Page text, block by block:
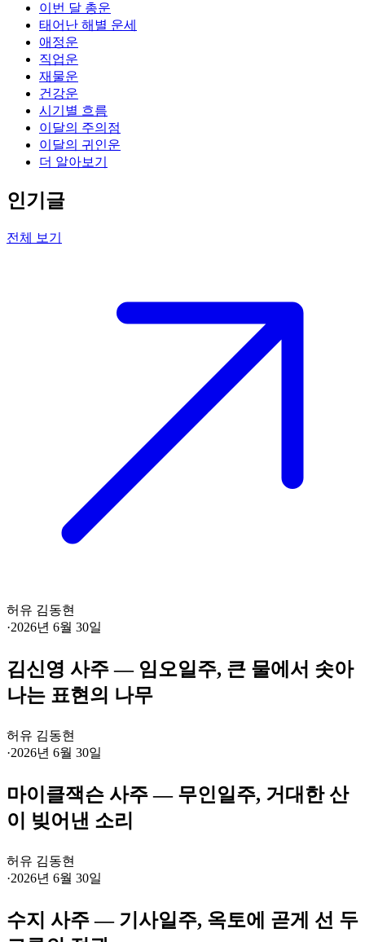
이번 달 총운
태어난 해별 운세
애정운
직업운
재물운
건강운
시기별 흐름
이달의 주의점
이달의 귀인운
더 알아보기
인기글
전체 보기
허유 김동현
·2026년 6월 30일
김신영 사주 — 임오일주, 큰 물에서 솟아
나는 표현의 나무
허유 김동현
·2026년 6월 30일
마이클잭슨 사주 — 무인일주, 거대한 산
이 빚어낸 소리
허유 김동현
·2026년 6월 30일
수지 사주 — 기사일주, 옥토에 곧게 선 두